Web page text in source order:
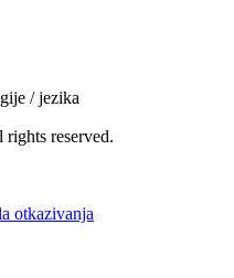
/ jezika
rights reserved.
otkazivanja